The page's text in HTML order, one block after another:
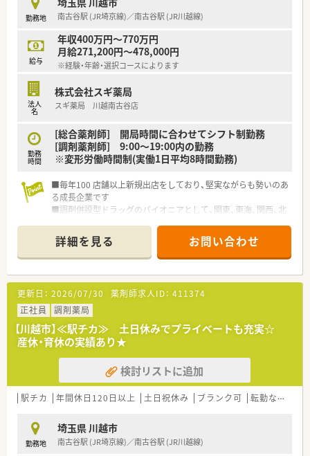
があるのも特徴です
勤務地 南古谷駅 (JR埼京線)／南古谷駅 (JR川越線)
給与
年収400万円～770万円
月給271,200円～478,000円
※経験・年齢・選択コースによります
法人
名
株式会社スギ薬局
スギ薬局 川越南古谷店
勤務
時間
[総合薬剤師] 開局時間に合わせてシフト制勤務
[調剤薬剤師] 9:00～19:00内の勤務
※変形労働時間制(実働1日平均8時間勤務)
■毎年100 店舗以上新規出店をしており、堅実ながらも勢いのあ
る成長企業です
■調剤併設型ドラッグのパイオニアとして、関東、東海、関西、北
■研修制度は様々なプランがあり、集合研修だけでなく任意で受
講可能な研修も幅広く用意されています
■店舗で活躍する従業員、社外で活躍する従業員、将来経営幹部
となる従業員など、薬剤師として様々な活躍ができるフィールド
を用意されています
■総合薬剤師・調剤薬剤師（土日休み・19時までの勤務）どちらか
の働き方を選択できます
■調剤併設型だけでなく「医療モール・クリニック併設店舗」「敷
地内薬局」「訪問調剤特化型店舗」など様々な店舗を運営してい
ます
■在宅医療にも積極的取り組んでおり「訪問調剤特化型店舗」を
50店舗以上、無菌調剤室は業界最多の51店舗設置しています
■「プラチナくるみん認定企業」「健康経営優良法人2023（大規模
法人部門）認定」等を取得し一人ひとりが働きやすい環境が整備
■充実した研修制度、人事制度、評価制度、キャリア支援制度等
があるのも特徴です
詳細を見る お問い合わせ
更新日： 2026/07/30 薬剤師求人ID： 411374
正社員
調剤薬局
【川越市】≪駅チカ≫ 土日休みでプライベートも充実☆
産休・育休の実績あり★
検討リストに追加
駅チカ 年間休日120日以上 土日祝休み ブランク可 転勤なし
勤務地
埼玉県 川越市
南古谷駅 (JR埼京線)／南古谷駅 (JR川越線)